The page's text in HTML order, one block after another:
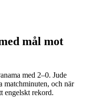
mål mot
med 2–0. Jude
matchminuten, och när
engelskt rekord.